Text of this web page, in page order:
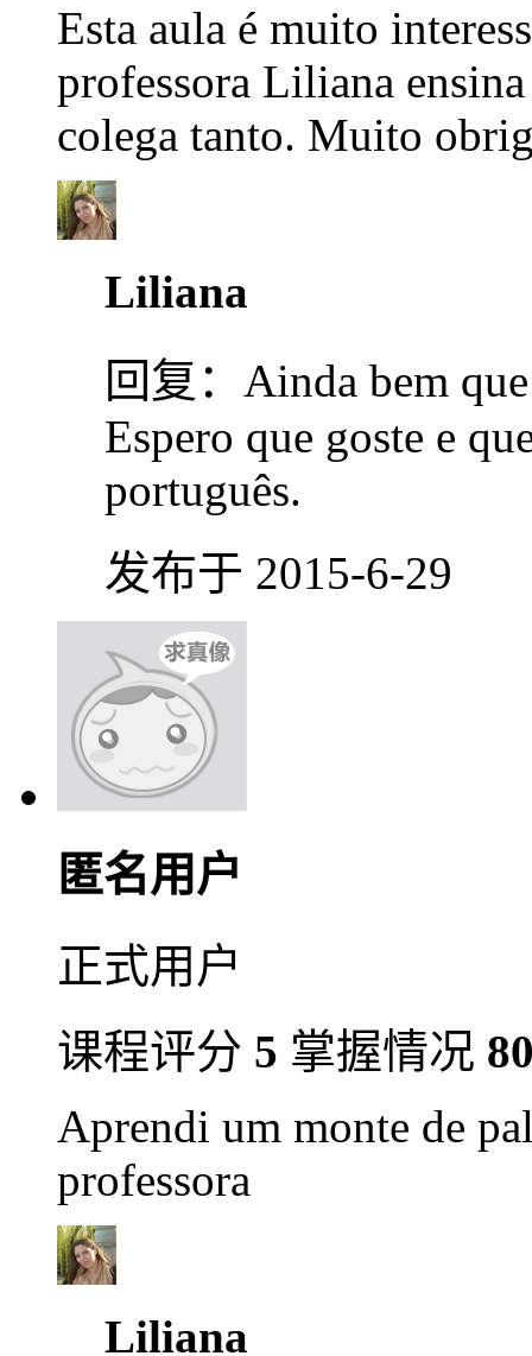
Esta aula é muito
professora Liliana
colega tanto. Muito
Liliana
回复： Ainda bem
Espero que goste e
português.
发布于 2015-6-29
匿名用户
正式用户
课程评分 5 掌握情况
Aprendi um monte de
professora
Liliana